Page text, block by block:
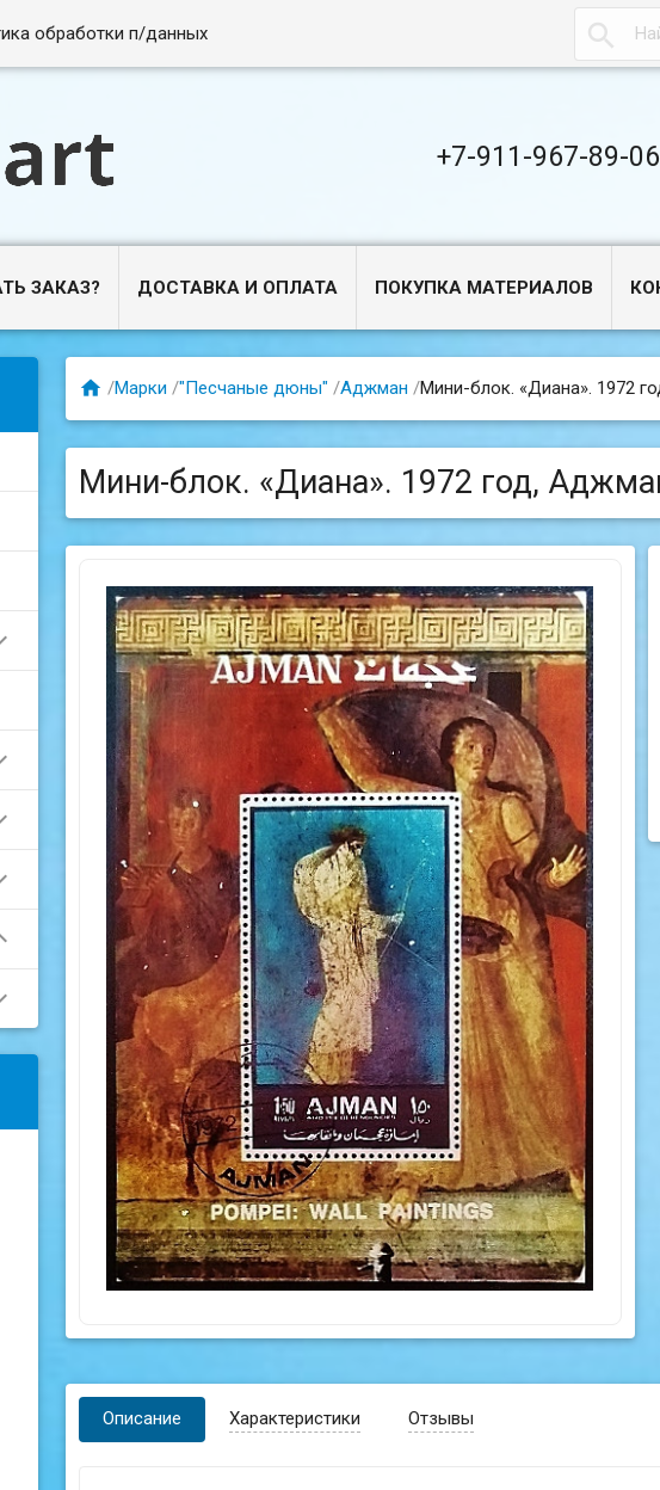
обработки п/данных 
+7-911-967-89-06
ЗАКАЗ? ДОСТАВКА И ОПЛАТА ПОКУПКА МАТЕРИАЛОВ
 /Марки /"Песчаные дюны" /Аджман /Мини-блок. «Диана». 1972
Мини-блок. «Диана». 1972 год,
Описание Характеристики Отзывы